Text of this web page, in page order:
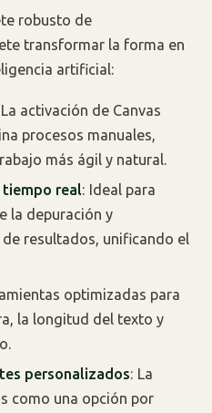
robusto de
transformar la forma en
artificial:
La activación de Canvas
procesos manuales,
más ágil y natural.
tiempo real: Ideal para
la depuración y
resultados, unificando el
optimizadas para
la longitud del texto y
personalizados: La
como una opción por